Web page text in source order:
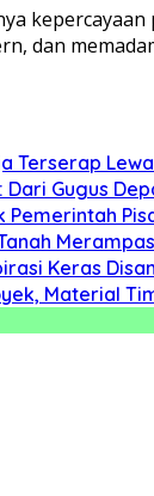
dan
Terserap
Gugus
Keras
Material